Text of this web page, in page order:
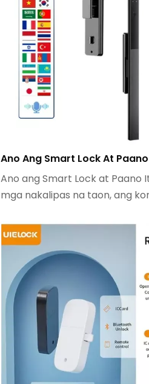
Ano Ang Smart Lock At
Ano ang Smart Lock at Paano
mga nakalipas na taon, ang